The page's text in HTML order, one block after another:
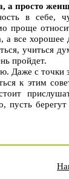
а просто
в себе,
проще
а все хорошее
учиться
пройдет.
Даже с точки
к этим
пусть берегут